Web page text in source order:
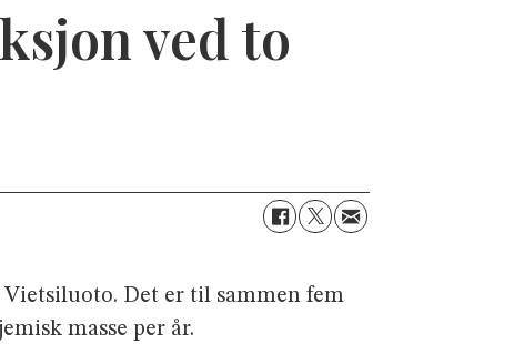
ved to
Vietsiluoto. Det er til sammen fem
masse per år.